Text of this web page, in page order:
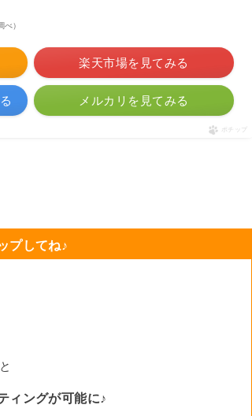
）
楽天市場を見てみる
メルカリを見てみる
ポチップ
プしてね♪
ィングが可能に♪